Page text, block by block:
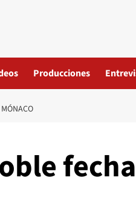
Producciones